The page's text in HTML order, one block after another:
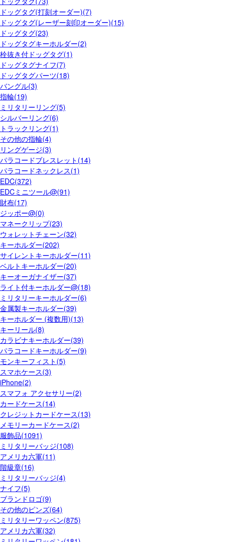
ドッグタグ(打刻オーダー)(7)
ドッグタグ(レーザー刻印オーダー)(15)
ドッグタグ(23)
ドッグタグキーホルダー(2)
栓抜き付ドッグタグ(1)
ドッグタグナイフ(7)
ドッグタグパーツ(18)
バングル(3)
指輪(19)
ミリタリーリング(5)
シルバーリング(6)
トラックリング(1)
その他の指輪(4)
リングゲージ(3)
パラコードブレスレット(14)
パラコードネックレス(1)
EDC(372)
EDCミニツール@(91)
財布(17)
ジッポー@(0)
マネークリップ(23)
ウォレットチェーン(32)
キーホルダー(202)
サイレントキーホルダー(11)
ベルトキーホルダー(20)
キーオーガナイザー(37)
ライト付キーホルダー@(18)
ミリタリーキーホルダー(6)
金属製キーホルダー(39)
キーホルダー (複数用)(13)
キーリール(8)
カラビナキーホルダー(39)
パラコードキーホルダー(9)
モンキーフィスト(5)
スマホケース(3)
iPhone(2)
スマフォ アクセサリー(2)
カードケース(14)
クレジットカードケース(13)
メモリーカードケース(2)
服飾品(1091)
ミリタリーバッジ(108)
アメリカ六軍(11)
階級章(16)
ミリタリーバッジ(4)
ナイフ(5)
ブランドロゴ(9)
その他のピンズ(64)
ミリタリーワッペン(875)
アメリカ六軍(32)